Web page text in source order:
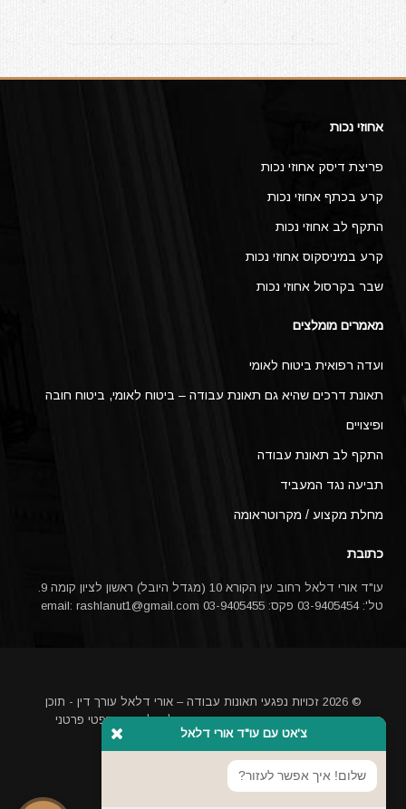
אחוזי נכות
פריצת דיסק אחוזי נכות
קרע בכתף אחוזי נכות
התקף לב אחוזי נכות
קרע במיניסקוס אחוזי נכות
שבר בקרסול אחוזי נכות
מאמרים מומלצים
ועדה רפואית ביטוח לאומי
תאונת דרכים שהיא גם תאונת עבודה – ביטוח לאומי, ביטוח חובה
ופיצויים
התקף לב תאונת עבודה
תביעה נגד המעביד
מחלת מקצוע / מקרוטראומה
כתובת
עו"ד אורי דלאל רחוב עין הקורא 10 (מגדל היובל) ראשון לציון קומה 9.
טל': 03-9405454 פקס: 03-9405455 email:
rashlanut1@gmail.com
© 2026 זכויות נפגעי תאונות עבודה – אורי דלאל עורך דין - תוכן
האתר אינו מהווה ייעוץ משפטי או תחליף לייעוץ משפטי פרטני
באמצעות עורך דין
צ'אט עם עו"ד אורי דלאל
שלום! איך אפשר לעזור?